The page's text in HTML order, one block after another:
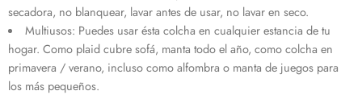
secadora, no blanquear, lavar antes de usar, no lavar en seco.
Multiusos: Puedes usar ésta colcha en cualquier estancia de tu
hogar. Como plaid cubre sofá, manta todo el año, como colcha en
primavera / verano, incluso como alfombra o manta de juegos para
los más pequeños.